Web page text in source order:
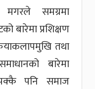
समग्रमा
बारेमा प्रशिक्षण
तथा
बारेमा
पनि समाज